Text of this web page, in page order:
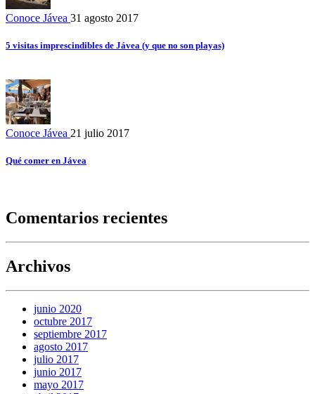
Conoce Jávea 31 agosto 2017
5 visitas imprescindibles de Jávea (y que no son playas)
Conoce Jávea 21 julio 2017
Qué comer en Jávea
Comentarios recientes
Archivos
junio 2020
octubre 2017
septiembre 2017
agosto 2017
julio 2017
junio 2017
mayo 2017